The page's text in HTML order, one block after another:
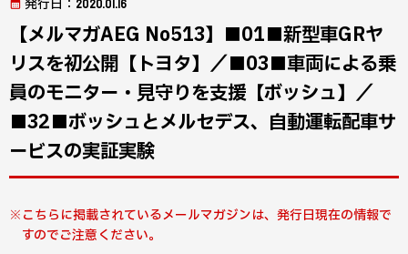
発行日 ：2020.01.16
【メルマガAEG No513】■01■新型車GRヤ
リスを初公開【トヨタ】／■03■車両による乗
員のモニター・見守りを支援【ボッシュ】／
■32■ボッシュとメルセデス、自動運転配車サ
ービスの実証実験
こちらに掲載されているメールマガジンは、発行日現在の情報で
すのでご注意ください。